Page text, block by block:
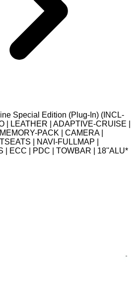
Special Edition (Plug-In) (INCL-
| LEATHER | ADAPTIVE-CRUISE |
PACK | CAMERA |
| NAVI-FULLMAP |
| ECC | PDC | TOWBAR | 18''ALU*